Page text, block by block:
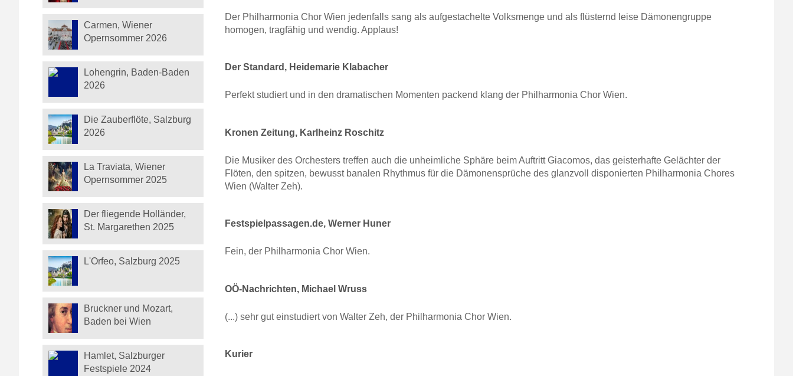
Der Philharmonia Chor Wien jedenfalls sang als aufgestachelte Volksmenge und als flüsternd leise Dämonengruppe
homogen, tragfähig und wendig. Applaus!
Der Standard, Heidemarie Klabacher
Perfekt studiert und in den dramatischen Momenten packend klang der Philharmonia Chor Wien.
Kronen Zeitung, Karlheinz Roschitz
Die Musiker des Orchesters treffen auch die unheimliche Sphäre beim Auftritt Giacomos, das geisterhafte Gelächter der
Flöten, den spitzen, bewusst banalen Rhythmus für die Dämonensprüche des glanzvoll disponierten Philharmonia Chores
Wien (Walter Zeh).
Festspielpassagen.de, Werner Huner
Fein, der Philharmonia Chor Wien.
OÖ-Nachrichten, Michael Wruss
(...) sehr gut einstudiert von Walter Zeh, der Philharmonia Chor Wien.
Kurier
Carmen, Wiener
Opernsommer 2026
Lohengrin, Baden-Baden
2026
Die Zauberflöte, Salzburg
2026
La Traviata, Wiener
Opernsommer 2025
Der fliegende Holländer,
St. Margarethen 2025
L'Orfeo, Salzburg 2025
Bruckner und Mozart,
Baden bei Wien
Hamlet, Salzburger
Festspiele 2024